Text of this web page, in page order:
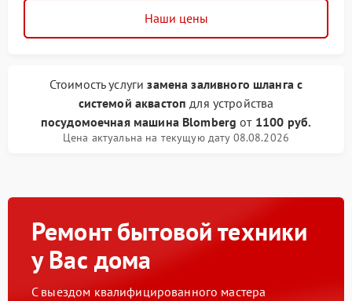
Наши цены
Стоимость услугизамена заливного шланга с
системой аквастоп для устройства
посудомоечная машина Blomberg от 1100 руб.
Цена актуальна на текущую дату 08.08.2026
Ремонт бытовой техники
у Вас дома
С выездом квалифицированного мастера